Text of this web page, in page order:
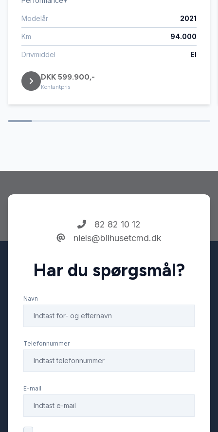
Fjernbetjent centrallås
Fuldautomatisk klimaanlæg
Infocenter
Navigation
Parkeringssensor bagved
Parkeringssensor foran
Service OK
Startspærre
Sædevarme
Modelår 2021
Km 94.000
Drivmiddel El
DKK 599.900,-
Kontantpris
82 82 10 12
niels@bilhusetcmd.dk
Har du spørgsmål?
Navn
Telefonnummer
E-mail